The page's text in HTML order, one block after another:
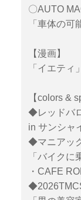
〇AUTO
「車体の可
【漫画】
「イエティ
【colors &
◆レッドバ
in サンシャ
◆マニアッ
「バイクに
・CAFE